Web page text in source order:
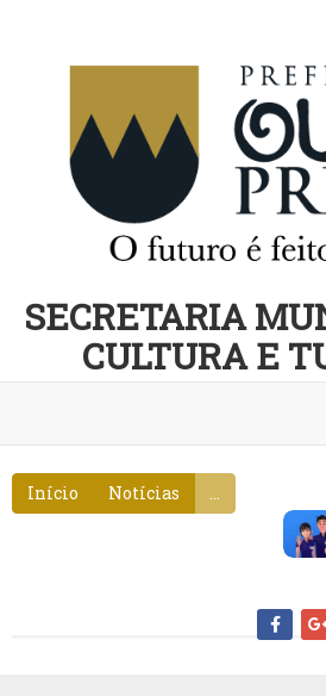
SECRETARIA
CULTURA E
Início Notícias